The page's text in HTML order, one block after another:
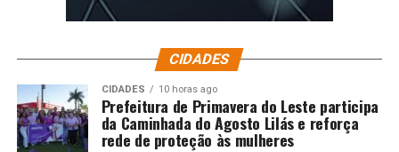
CIDADES
CIDADES 10 horas ago
Prefeitura de Primavera do Leste participa
da Caminhada do Agosto Lilás e reforça
rede de proteção às mulheres